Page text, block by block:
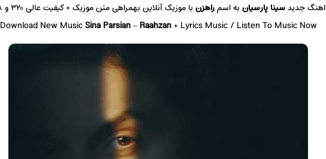
اهنگ جدیدسینا پارسیانبه اسمراهزنبا موزیک آنلاین بهمراهی متن موزیک + کیفیت عالی ۳۲۰ و ۱۲۸
Download New MusicSina Parsian–Raahzan+ Lyrics Music / Listen To Music Now